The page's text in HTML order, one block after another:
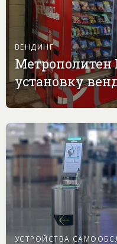
ВЕНДИНГ
установку
УСТРОЙСТВА